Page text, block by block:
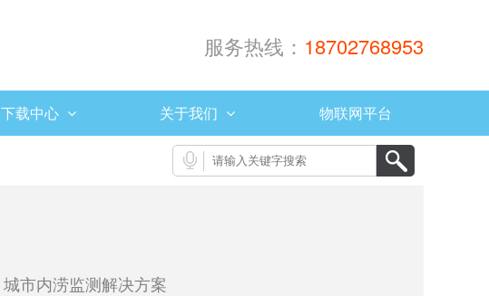
服务热线： 18702768953
下载中心 关于我们 物联网平台
城市内涝监测解决方案